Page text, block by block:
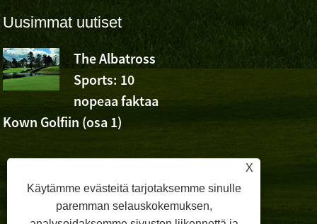
Uusimmat uutiset
The Albatross
Sports: 10
nopeaa faktaa
Kown Golfiin (osa 1)
Albatross
X
Käytämme evästeitä tarjotaksemme sinulle
paremman selauskokemuksen,